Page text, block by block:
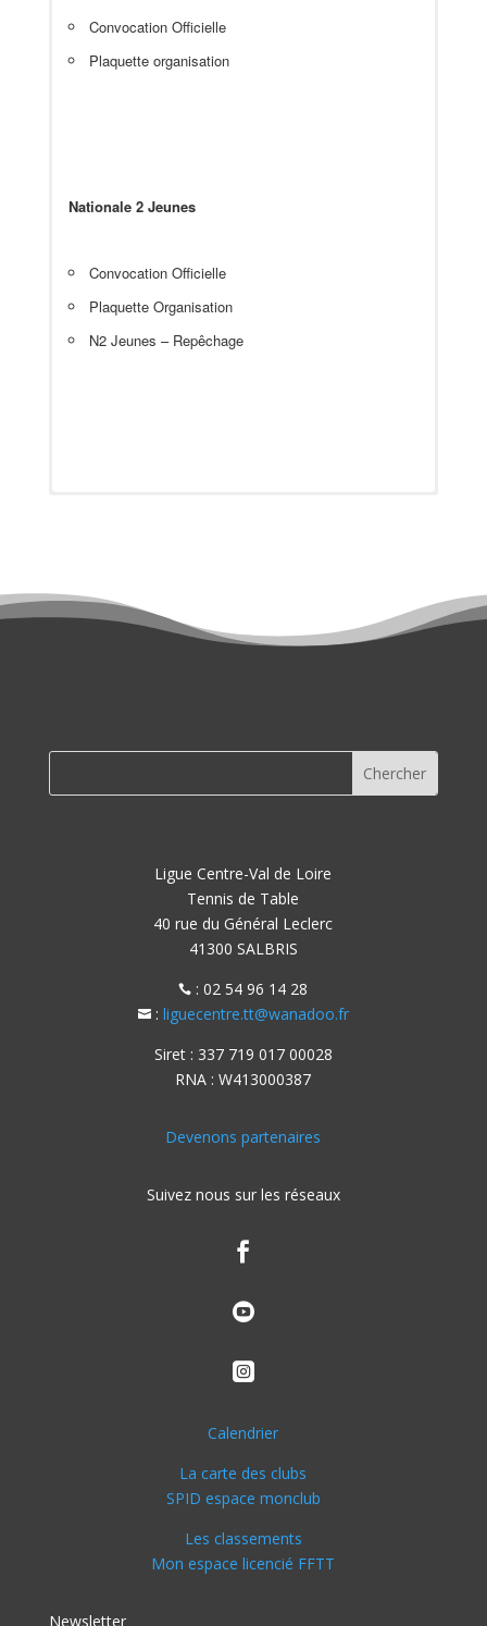
Convocation Officielle
Plaquette organisation
Nationale 2 Jeunes
Convocation Officielle
Plaquette Organisation
N2 Jeunes – Repêchage
Résultats en Direct
Ligue Centre-Val de Loire
Tennis de Table
40 rue du Général Leclerc
41300 SALBRIS
 : 02 54 96 14 28
: liguecentre.tt@wanadoo.fr
Siret : 337 719 017 00028
RNA : W413000387
Devenons partenaires
Suivez nous sur les réseaux



Calendrier
La carte des clubs
SPID espace monclub
Les classements
Mon espace licencié FFTT
Newsletter